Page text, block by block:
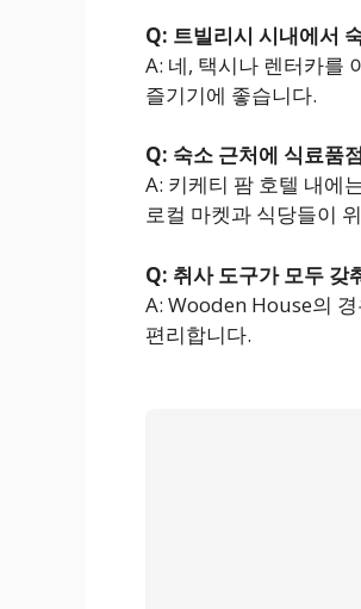
Q: 트빌리시 시내에서
A: 네, 택시나 렌터카를
즐기기에 좋습니다.
Q: 숙소 근처에 식료품
A: 키케티 팜 호텔 내에
로컬 마켓과 식당들이
Q: 취사 도구가 모두 갖
A: Wooden House의
편리합니다.